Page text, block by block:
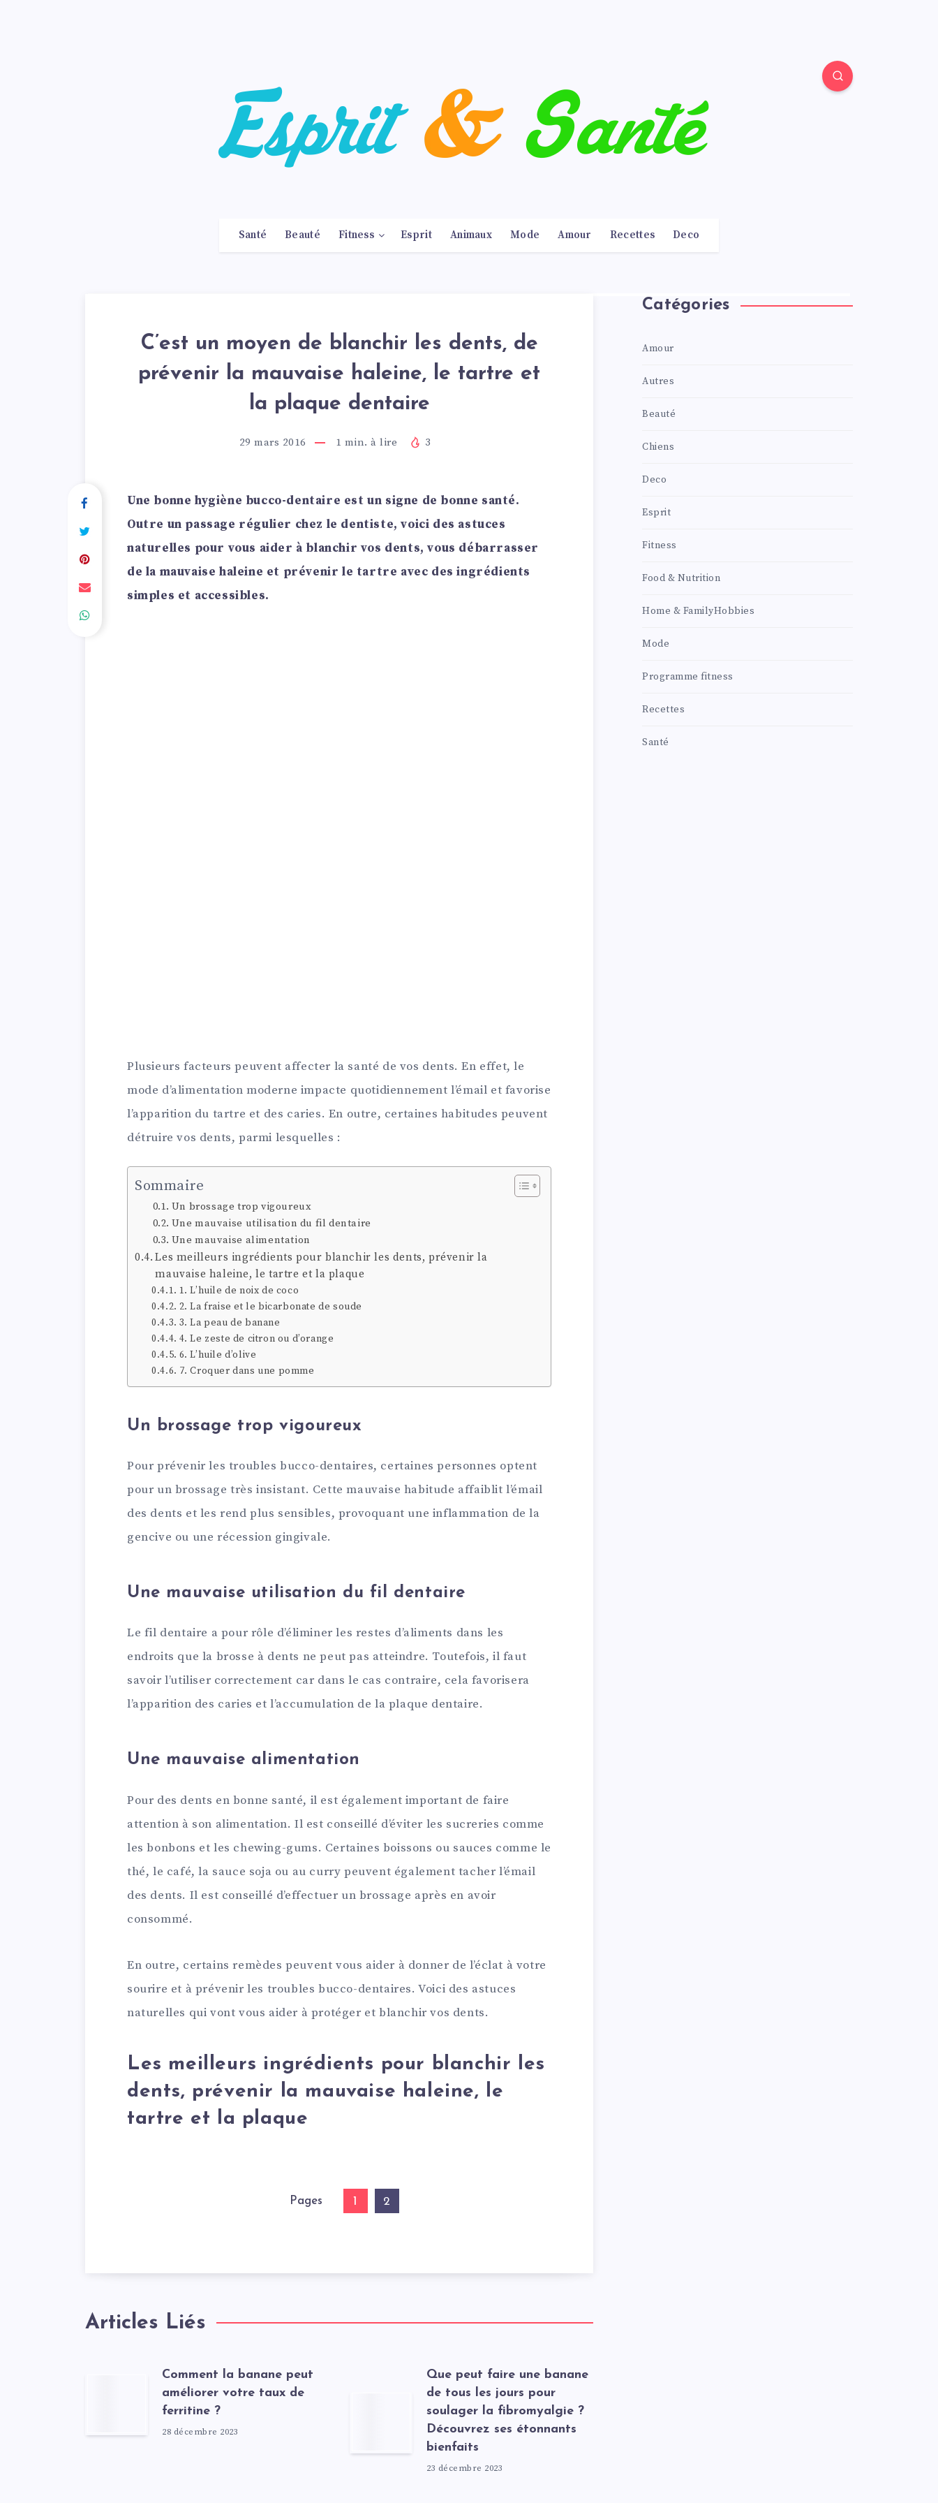
Santé Beauté Fitness Esprit Animaux Mode Amour Recettes Deco
C’est un moyen de blanchir les dents, de
prévenir la mauvaise haleine, le tartre et
la plaque dentaire
29 mars 2016 1 min. à lire 3
Une bonne hygiène bucco-dentaire est un signe de bonne santé.
Outre un passage régulier chez le dentiste, voici des astuces
naturelles pour vous aider à blanchir vos dents, vous débarrasser
de la mauvaise haleine et prévenir le tartre avec des ingrédients
simples et accessibles.
Plusieurs facteurs peuvent affecter la santé de vos dents. En effet, le
mode d’alimentation moderne impacte quotidiennement l’émail et favorise
l’apparition du tartre et des caries. En outre, certaines habitudes peuvent
détruire vos dents, parmi lesquelles :
Sommaire
Un brossage trop vigoureux
Une mauvaise utilisation du fil dentaire
Une mauvaise alimentation
Les meilleurs ingrédients pour blanchir les dents, prévenir la
mauvaise haleine, le tartre et la plaque
1. L’huile de noix de coco
2. La fraise et le bicarbonate de soude
3. La peau de banane
4. Le zeste de citron ou d’orange
6. L’huile d’olive
7. Croquer dans une pomme
Un brossage trop vigoureux
Pour prévenir les troubles bucco-dentaires, certaines personnes optent
pour un brossage très insistant. Cette mauvaise habitude affaiblit l’émail
des dents et les rend plus sensibles, provoquant une inflammation de la
gencive ou une récession gingivale.
Une mauvaise utilisation du fil dentaire
Le fil dentaire a pour rôle d’éliminer les restes d’aliments dans les
endroits que la brosse à dents ne peut pas atteindre. Toutefois, il faut
savoir l’utiliser correctement car dans le cas contraire, cela favorisera
l’apparition des caries et l’accumulation de la plaque dentaire.
Une mauvaise alimentation
Pour des dents en bonne santé, il est également important de faire
attention à son alimentation. Il est conseillé d’éviter les sucreries comme
les bonbons et les chewing-gums. Certaines boissons ou sauces comme le
thé, le café, la sauce soja ou au curry peuvent également tacher l’émail
des dents. Il est conseillé d’effectuer un brossage après en avoir
consommé.
En outre, certains remèdes peuvent vous aider à donner de l’éclat à votre
sourire et à prévenir les troubles bucco-dentaires. Voici des astuces
naturelles qui vont vous aider à protéger et blanchir vos dents.
Les meilleurs ingrédients pour blanchir les
dents, prévenir la mauvaise haleine, le
tartre et la plaque
Pages 1 2
Articles Liés
Comment la banane peut
améliorer votre taux de
ferritine ?
28 décembre 2023
Que peut faire une banane
de tous les jours pour
soulager la fibromyalgie ?
Découvrez ses étonnants
bienfaits
23 décembre 2023
Catégories
Amour
Autres
Beauté
Chiens
Deco
Esprit
Fitness
Food & Nutrition
Home & FamilyHobbies
Mode
Programme fitness
Recettes
Santé